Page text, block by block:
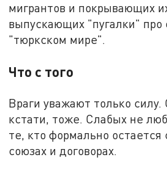
мигрантов и покрывающих
выпускающих "пугалки" про
"тюркском мире".
Что с того
Враги уважают только силу.
кстати, тоже. Слабых не
те, кто формально
союзах и договорах.